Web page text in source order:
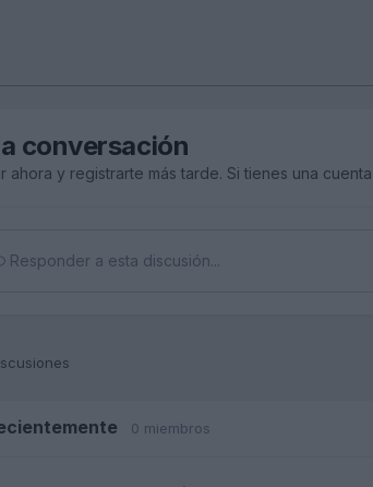
conversación
ahora y registrarte más tarde. Si tienes una cuenta,
Responder a esta discusión...
0 miembros